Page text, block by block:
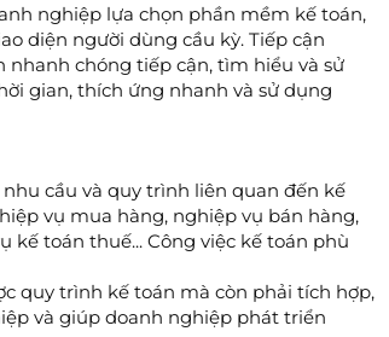
nghiệp lựa chọn phần mềm kế toán,
diện người dùng cầu kỳ. Tiếp cận
chóng tiếp cận, tìm hiểu và sử
gian, thích ứng nhanh và sử dụng
cầu và quy trình liên quan đến kế
vụ mua hàng, nghiệp vụ bán hàng,
kế toán thuế... Công việc kế toán phù
quy trình kế toán mà còn phải tích hợp,
và giúp doanh nghiệp phát triển